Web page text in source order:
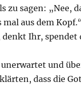
zu sagen: „Nee,
mal aus dem
Ihr, spen­det
und
dass die